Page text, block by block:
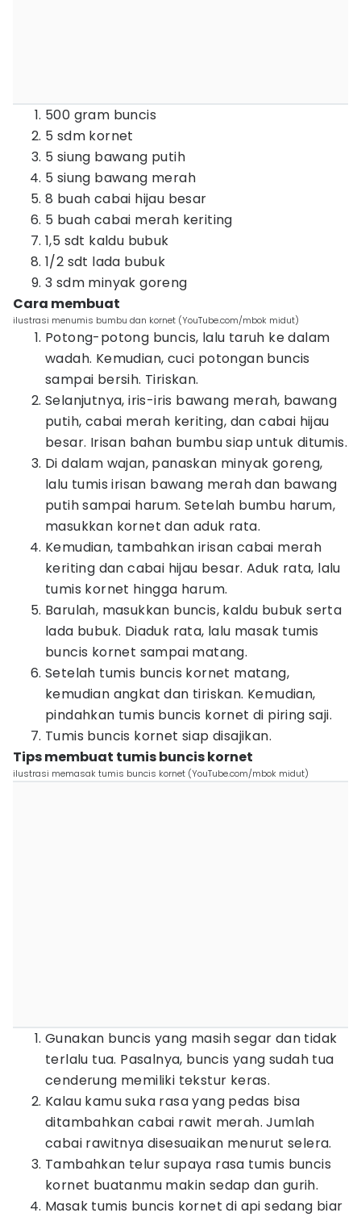
500 gram buncis
5 sdm kornet
5 siung bawang putih
5 siung bawang merah
8 buah cabai hijau besar
5 buah cabai merah keriting
1,5 sdt kaldu bubuk
1/2 sdt lada bubuk
3 sdm minyak goreng
Cara membuat
ilustrasi menumis bumbu dan kornet (YouTube.com/mbok midut)
Potong-potong buncis, lalu taruh ke dalam
wadah. Kemudian, cuci potongan buncis
sampai bersih. Tiriskan.
Selanjutnya, iris-iris bawang merah, bawang
putih, cabai merah keriting, dan cabai hijau
besar. Irisan bahan bumbu siap untuk ditumis.
Di dalam wajan, panaskan minyak goreng,
lalu tumis irisan bawang merah dan bawang
putih sampai harum. Setelah bumbu harum,
masukkan kornet dan aduk rata.
Kemudian, tambahkan irisan cabai merah
keriting dan cabai hijau besar. Aduk rata, lalu
tumis kornet hingga harum.
Barulah, masukkan buncis, kaldu bubuk serta
lada bubuk. Diaduk rata, lalu masak tumis
buncis kornet sampai matang.
Setelah tumis buncis kornet matang,
kemudian angkat dan tiriskan. Kemudian,
pindahkan tumis buncis kornet di piring saji.
Tumis buncis kornet siap disajikan.
Tips membuat tumis buncis kornet
ilustrasi memasak tumis buncis kornet (YouTube.com/mbok midut)
Gunakan buncis yang masih segar dan tidak
terlalu tua. Pasalnya, buncis yang sudah tua
cenderung memiliki tekstur keras.
Kalau kamu suka rasa yang pedas bisa
ditambahkan cabai rawit merah. Jumlah
cabai rawitnya disesuaikan menurut selera.
Tambahkan telur supaya rasa tumis buncis
kornet buatanmu makin sedap dan gurih.
Masak tumis buncis kornet di api sedang biar